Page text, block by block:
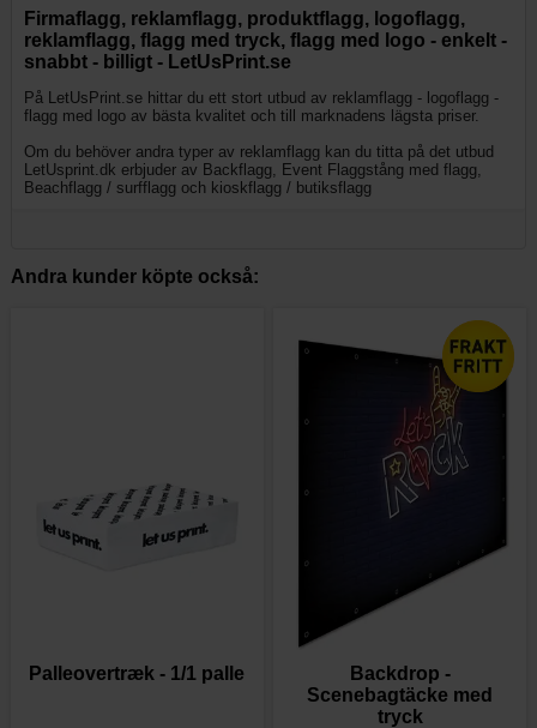
Firmaflagg, reklamflagg, produktflagg, logoflagg,
reklamflagg, flagg med tryck, flagg med logo - enkelt -
snabbt - billigt - LetUsPrint.se
På LetUsPrint.se hittar du ett stort utbud av reklamflagg - logoflagg -
flagg med logo av bästa kvalitet och till marknadens lägsta priser.
Om du behöver andra typer av reklamflagg kan du titta på det utbud
LetUsprint.dk erbjuder av Backflagg, Event Flaggstång med flagg,
Beachflagg / surfflagg och kioskflagg / butiksflagg
Andra kunder köpte också:
Palleovertræk - 1/1 palle
Backdrop -
Scenebagtäcke med
tryck